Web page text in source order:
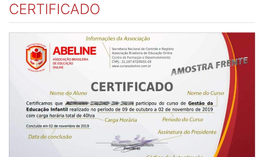
CERTIFICADO